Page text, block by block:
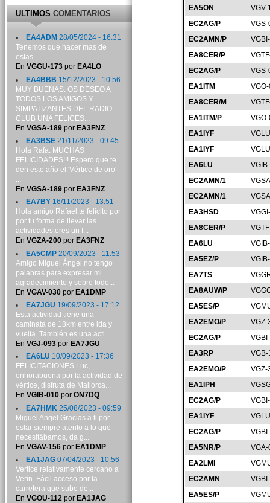
EA5ON
VGV-
EC2AG/P
EC2AMN/P
EA8CER/P
EC2AG/P
EA1ITM
EA8CER/M
EA1ITM/P
EA1IYF
EA1IYF
EA6LU
EC2AMN/1
EC2AMN/1
EA3HSD
EA8CER/P
EA6LU
EA5EZ/P
EA7TS
EA8AUW/P
EA5ES/P
EA2EMO/P
VGZ-
EC2AG/P
EA3RP
EA2EMO/P
VGZ-
EA1IPH
EC2AG/P
EA1IYF
EC2AG/P
EA5NR/P
EA2LMI
EC2AMN
EA5ES/P
ULTIMOSCOMENTARIOS
EA4ADM 28/05/2024 - 16:31
Tenemos que hacer mas de
estas....
En VGGU-173por EA4LO
EA4BBB 15/12/2023 - 10:56
MUY BUENAS. OS DESEO A
TODOS LOS AMIGOS Y
SIMPATIZANTES DEL RADIO
CLUB UNA FELICES...
En VGSA-189por EA3FNZ
EA3BSE21/11/2023 - 09:45
Hola Rafa. MUCHAS
FELICIDADES!!! Espero que te
den este año el 'Vértice de oro'
...
En VGSA-189por EA3FNZ
EA7BY16/11/2023 - 13:51
Hola amigo Rafael:te felicito por
por tu forma de llevar las
actividades,eres un f...
En VGZA-200por EA3FNZ
EA5CMP20/09/2023 - 11:53
Amigo Miguel Ángel no tengo
palabras para expresar mi
agradecimiento y sobre todo...
En VGAV-030por EA1DMP
EA7JGU 19/09/2023 - 17:12
Esta actividad tiene una
caminata de 18km entre ida y
vuelta. También es una acti...
En VGJ-093por EA7JGU
EA6LU 10/09/2023 - 17:36
FELICITACIONES Luc,
enhorabuena por la actividad de
vértice, disfruta de Mallorca...
En VGIB-010por ON7DQ
EA7HMK 25/08/2023 - 09:59
Miguel Angel Gracias a ti por
estar siempre atento a lo que
necesitábamos, da g...
En VGAV-156por EA1DMP
EA1JAG07/04/2023 - 10:56
Vertice relativamente cercano a
Verín. Fácil acceso por la
carretera que sube de...
En VGOU-112por EA1JAG